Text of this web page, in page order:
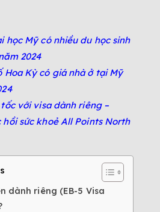
học Mỹ có nhiều du học sinh
2024
Hoa Kỳ có giá nhà ở tại Mỹ
tốc với visa dành riêng –
hồi sức khoẻ All Points North
dành riêng (EB-5 Visa